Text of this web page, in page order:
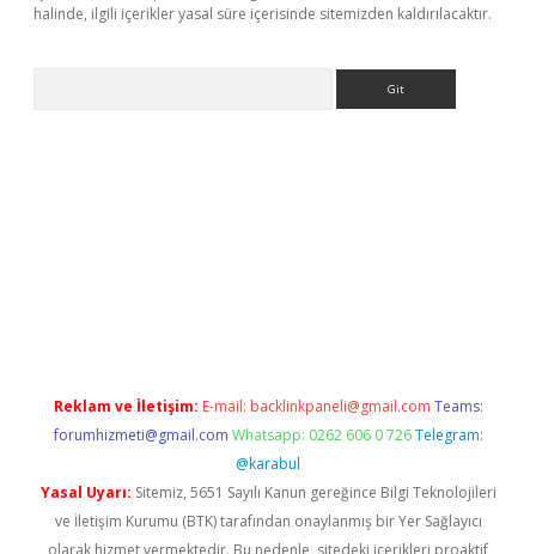
halinde, ilgili içerikler yasal süre içerisinde sitemizden kaldırılacaktır.
Reklam ve İletişim: E-mail: backlinkpaneli@gmail.com Teams:
forumhizmeti@gmail.com Whatsapp: 0262 606 0 726 Telegram:
@karabul
Yasal Uyarı: Sitemiz, 5651 Sayılı Kanun gereğince Bilgi Teknolojileri
ve İletişim Kurumu (BTK) tarafından onaylanmış bir Yer Sağlayıcı
olarak hizmet vermektedir. Bu nedenle, sitedeki içerikleri proaktif